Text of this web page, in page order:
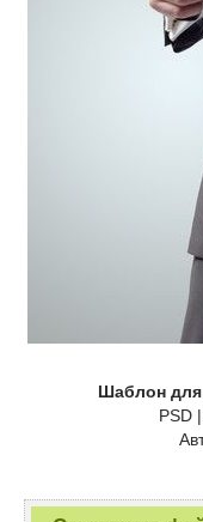
Шаблон для
PSD